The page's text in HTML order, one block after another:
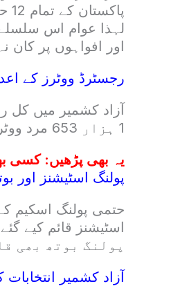
لہذا عوام اس سلسلے
اور افواہوں پر کان
رجسٹرڈ ووٹرز کے
1 ہزار 653 مرد ووٹرز جبکہ 18 لاکھ 2 ہزار 715 خواتین ووٹرز شامل ہیں۔
یہ بھی پڑھیں:کسی
پولنگ اسٹیشنز اور
پولنگ بوتھ بھی
آزاد کشمیر